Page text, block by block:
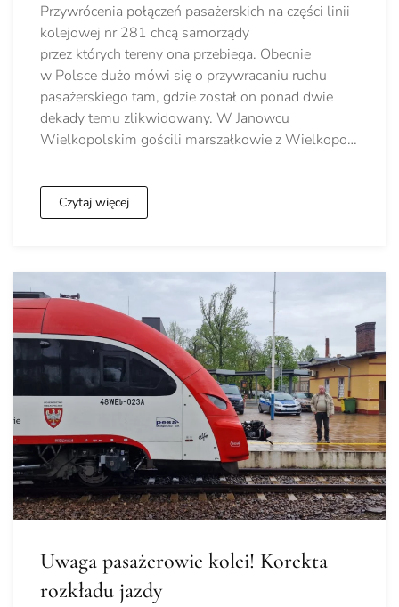
Przywrócenia połączeń pasażerskich na części linii
kolejowej nr 281 chcą samorządy
przez których tereny ona przebiega. Obecnie
w Polsce dużo mówi się o przywracaniu ruchu
pasażerskiego tam, gdzie został on ponad dwie
dekady temu zlikwidowany. W Janowcu
Wielkopolskim gościli marszałkowie z Wielkopo…
Czytaj więcej
Uwaga pasażerowie kolei! Korekta
rozkładu jazdy